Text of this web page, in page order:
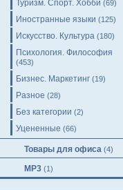
Туризм. Спорт. Хобби (69)
Иностранные языки (125)
Искусство. Культура (180)
Психология. Философия
(453)
Бизнес. Маркетинг (19)
Разное (28)
Без категории (2)
Уцененные (66)
Товары для офиса (4)
MP3 (1)